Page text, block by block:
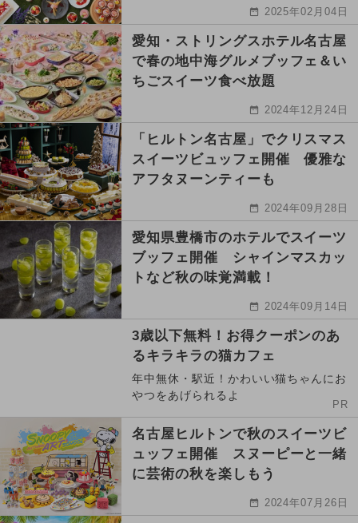
2025年02月04日
愛知・ストリングスホテル名古屋
で春の地中海グルメブッフェ＆い
ちごスイーツ食べ放題
2024年12月24日
「ヒルトン名古屋」でクリスマス
スイーツビュッフェ開催 優雅な
アフタヌーンティーも
2024年09月28日
愛知県豊橋市のホテルでスイーツ
ブッフェ開催 シャインマスカッ
トなど秋の味覚満載！
2024年09月14日
3歳以下無料！お得クーポンのあ
るキラキラの猫カフェ
年中無休・駅近！かわいい猫ちゃんにお
やつをあげられるよ
PR
名古屋ヒルトンで秋のスイーツビ
ュッフェ開催 スヌーピーと一緒
に芸術の秋を楽しもう
2024年07月26日